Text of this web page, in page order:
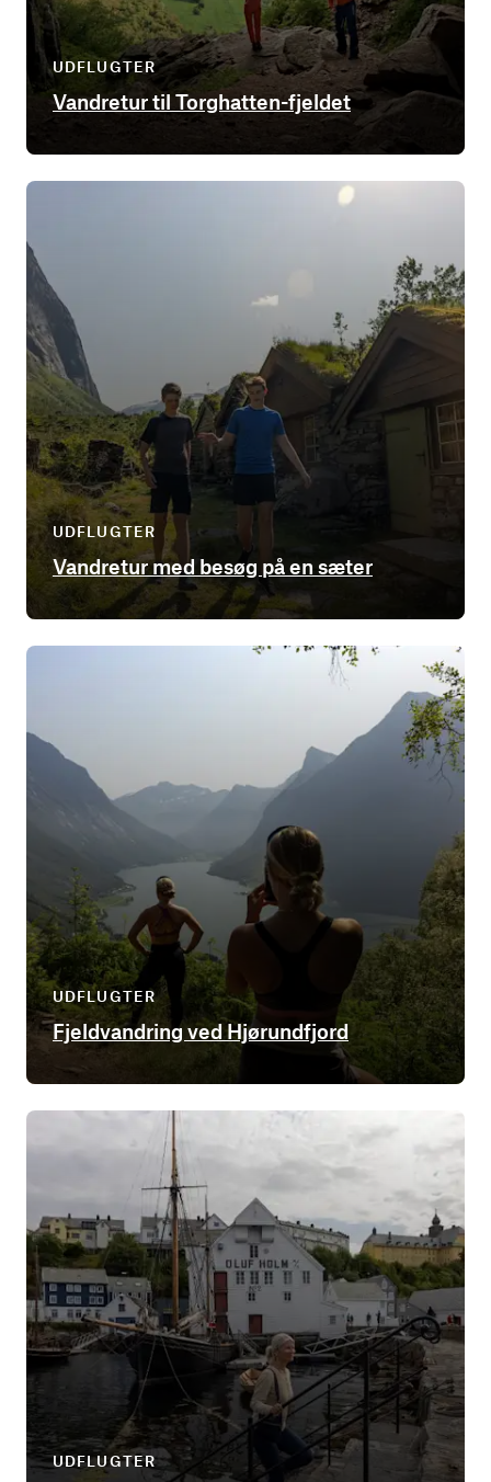
UDFLUGTER
Vandretur til Torghatten-fjeldet
UDFLUGTER
Vandretur med besøg på en sæter
UDFLUGTER
Fjeldvandring ved Hjørundfjord
UDFLUGTER